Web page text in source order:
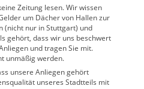
Zeitung lesen. Wir wissen
um Dächer von Hallen zur
(nicht nur in Stuttgart) und
gehört, dass wir uns beschwert
und tragen Sie mit.
unmäßig werden.
unsere Anliegen gehört
unseres Stadtteils mit